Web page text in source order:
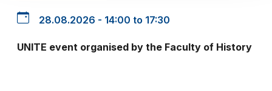
28.08.2026 - 14:00 to 17:30
UNITE event organised by the Faculty of History